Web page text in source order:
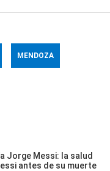
MENDOZA
Jorge Messi: la salud
antes de su muerte